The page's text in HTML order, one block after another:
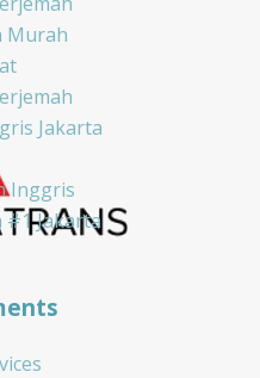
Murah
Jakarta
Inggris
Jakarta